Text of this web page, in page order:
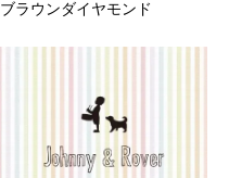
ブラウンダイヤモンド